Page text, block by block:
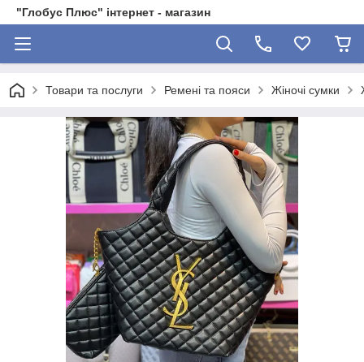
"Глобус Плюс" інтернет - магазин
Товари та послуги Ремені та пояси Жіночі сумки